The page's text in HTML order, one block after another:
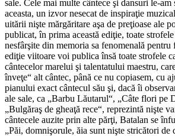
sale. Cele mai multe cântece şi dansuri le-am
aceasta, un izvor nesecat de inspiraţie
uitării nişte mărgăritare aşa de preţioase ale
publicat, în prima această ediţie, toate
nesfârşite din memoria sa fenomenală pentru
ediţie viitoare voi publica însă toate strofele
cântecelor marelui şi talentatului maestru,
înveţe“ alt cântec, până ce nu copiasem, cu
pianului exact cântecul său şi, dacă îi
ale sale, ca „Barbu Lăutarul“, „Câte flori pe
„Bulgăraş de gheaţă rece“, reprezintă nişte
cântecele auzite prin alte părţi, Batalan se
„Păi, domnişorule, ăia sunt nişte stricători de